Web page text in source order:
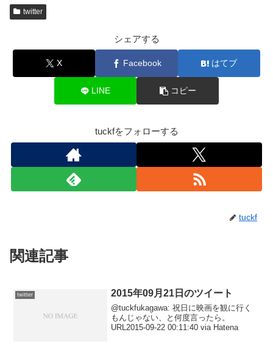
twitter
シェアする
X Facebook はてブ
LINE コピー
tuckfをフォローする
tuckf
関連記事
twitter 2015年09月21日のツイート
@tuckfukagawa: 祝日に映画を観に行く
もんじゃない、と何度言ったら。
URL2015-09-22 00:11:40 via Hatena